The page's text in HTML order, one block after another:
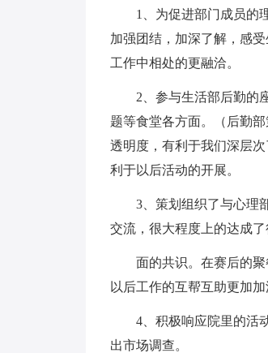
1、为促进部门成员的理
加强团结，加深了解，感
工作中相处的更融洽。
2、参与生活部后勤的座
题等食堂各方面。（后勤
透明度，有利于我们深层
利于以后活动的开展。
3、策划组织了与心理部
交流，很大程度上的达成
面的共识。在赛后的聚
以后工作的互帮互助更加
4、积极响应院里的活动
出市场调查。